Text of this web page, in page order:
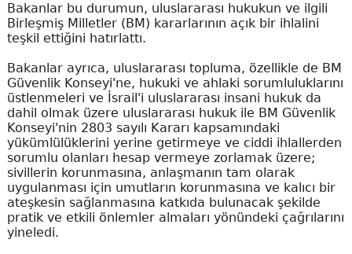
Bakanlar bu durumun, uluslararası hukukun ve ilgili
Birleşmiş Milletler (BM) kararlarının açık bir ihlalini
teşkil ettiğini hatırlattı.
Bakanlar ayrıca, uluslararası topluma, özellikle de BM
Güvenlik Konseyi'ne, hukuki ve ahlaki sorumluluklarını
üstlenmeleri ve İsrail'i uluslararası insani hukuk da
dahil olmak üzere uluslararası hukuk ile BM Güvenlik
Konseyi'nin 2803 sayılı Kararı kapsamındaki
yükümlülüklerini yerine getirmeye ve ciddi ihlallerden
sorumlu olanları hesap vermeye zorlamak üzere;
sivillerin korunmasına, anlaşmanın tam olarak
uygulanması için umutların korunmasına ve kalıcı bir
ateşkesin sağlanmasına katkıda bulunacak şekilde
pratik ve etkili önlemler almaları yönündeki çağrılarını
yineledi.